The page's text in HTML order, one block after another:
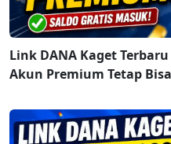
Link DANA Kaget
Akun Premium Tetap